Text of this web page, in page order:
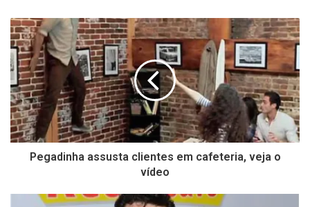
Pegadinha assusta clientes em cafeteria, veja o
vídeo